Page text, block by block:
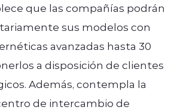
que las compañías podrán
sus modelos con
avanzadas hasta 30
a disposición de clientes
Además, contempla la
de intercambio de